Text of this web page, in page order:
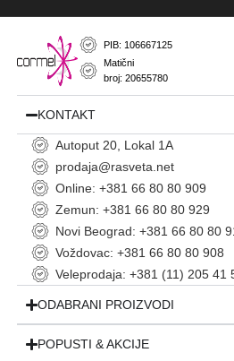
PIB: 106667125
Matični
broj: 20655780
KONTAKT
Autoput 20, Lokal 1A
prodaja@rasveta.net
Online: +381 66 80 80 909
Zemun: +381 66 80 80 929
Novi Beograd: +381 66 80 80
Voždovac: +381 66 80 80 908
Veleprodaja: +381 (11) 205 41
ODABRANI PROIZVODI
POPUSTI & AKCIJE